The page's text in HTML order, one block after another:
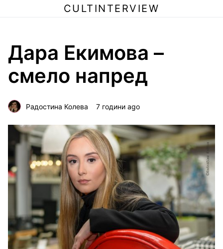
CULTINTERVIEW
Дара Екимова –
смело напред
Радостина Колева 7 години ago